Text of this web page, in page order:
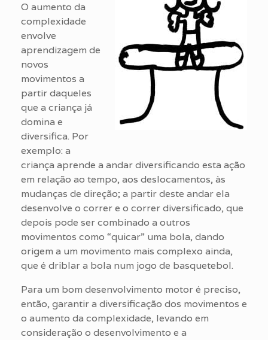
O aumento da
complexidade
envolve
aprendizagem de
novos
movimentos a
partir daqueles
que a criança já
domina e
diversifica. Por
exemplo: a
criança aprende a andar diversificando esta ação
em relação ao tempo, aos deslocamentos, às
mudanças de direção; a partir deste andar ela
desenvolve o correr e o correr diversificado, que
depois pode ser combinado a outros
movimentos como “quicar” uma bola, dando
origem a um movimento mais complexo ainda,
que é driblar a bola num jogo de basquetebol.
Para um bom desenvolvimento motor é preciso,
então, garantir a diversificação dos movimentos e
o aumento da complexidade, levando em
consideração o desenvolvimento e a